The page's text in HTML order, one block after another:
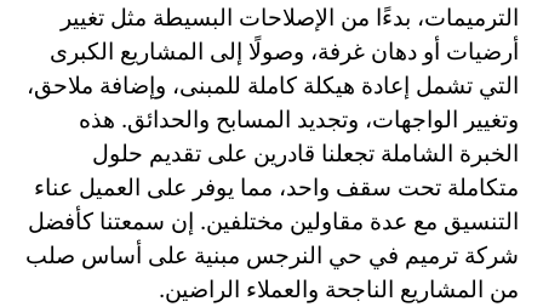
الترميمات، بدءًا من الإصلاحات البسيطة مثل تغيير
أرضيات أو دهان غرفة، وصولًا إلى المشاريع الكبرى
التي تشمل إعادة هيكلة كاملة للمبنى، وإضافة ملاحق،
وتغيير الواجهات، وتجديد المسابح والحدائق. هذه
الخبرة الشاملة تجعلنا قادرين على تقديم حلول
متكاملة تحت سقف واحد، مما يوفر على العميل عناء
التنسيق مع عدة مقاولين مختلفين. إن سمعتنا كأفضل
شركة ترميم في حي النرجس مبنية على أساس صلب
من المشاريع الناجحة والعملاء الراضين.